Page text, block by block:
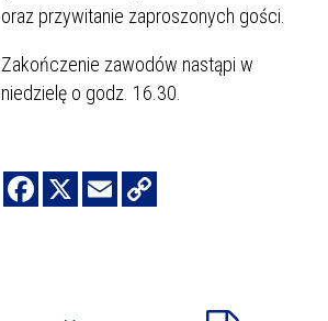
oraz przywitanie zaproszonych gości.
Zakończenie zawodów nastąpi w
niedzielę o godz. 16.30.